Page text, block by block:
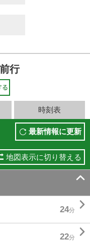
行
時刻表
最新情報に更新
地図表示に切り替える

24分 
22分 